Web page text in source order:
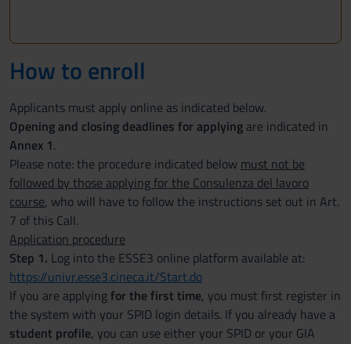
How to enroll
Applicants must apply online as indicated below.
Opening and closing deadlines for applying are indicated in
Annex 1.
Please note: the procedure indicated below must not be
followed by those applying for the Consulenza del lavoro
course, who will have to follow the instructions set out in Art.
7 of this Call.
Application procedure
Step 1. Log into the ESSE3 online platform available at:
https://univr.esse3.cineca.it/Start.do
If you are applyingfor the first time, you must first register in
the system with your SPID login details. If you already have a
student profile, you can use either your SPID or your GIA